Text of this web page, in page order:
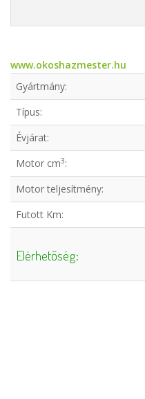
www.okoshazmester.hu
Gyártmány:
Típus:
Évjárat:
Motor cm3:
Motor teljesítmény:
Futott Km:
Elérhetőség: